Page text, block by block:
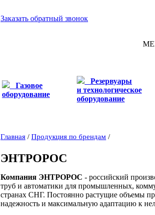
Заказать обратный звонок
Газовое
оборудование
Резервуары
и технологическое
оборудование
Главная / Продукция по брендам /
ЭНТРОРОС
Компания ЭНТРОРОС - российский
труб и автоматики для промышленных,
странах СНГ. Постоянно растущие объемы
надежность и максимальную адаптацию к